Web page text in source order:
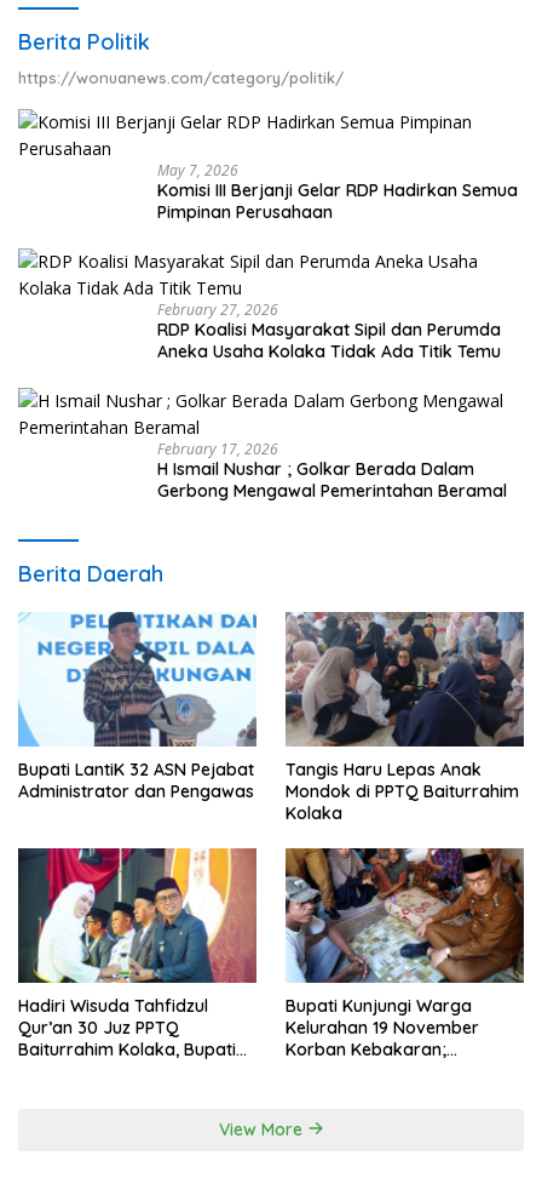
Berita Politik
https://wonuanews.com/category/politik/
May 7, 2026
Komisi III Berjanji Gelar RDP Hadirkan Semua
Pimpinan Perusahaan
February 27, 2026
RDP Koalisi Masyarakat Sipil dan Perumda
Aneka Usaha Kolaka Tidak Ada Titik Temu
February 17, 2026
H Ismail Nushar ; Golkar Berada Dalam
Gerbong Mengawal Pemerintahan Beramal
Berita Daerah
Bupati LantiK 32 ASN Pejabat
Administrator dan Pengawas
Tangis Haru Lepas Anak
Mondok di PPTQ Baiturrahim
Kolaka
Hadiri Wisuda Tahfidzul
Qur’an 30 Juz PPTQ
Baiturrahim Kolaka, Bupati
Bupati Kunjungi Warga
Kelurahan 19 November
Korban Kebakaran;
View More